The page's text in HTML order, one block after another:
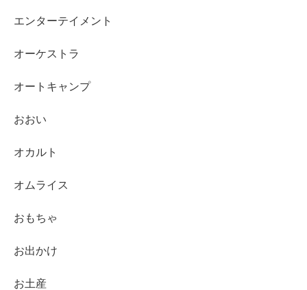
エンターテイメント
オーケストラ
オートキャンプ
おおい
オカルト
オムライス
おもちゃ
お出かけ
お土産